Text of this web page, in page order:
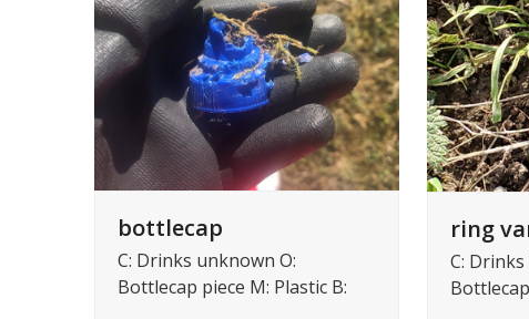
bottlecap
C: Drinks unknown O:
Bottlecap piece M: Plastic B:
ring
C: